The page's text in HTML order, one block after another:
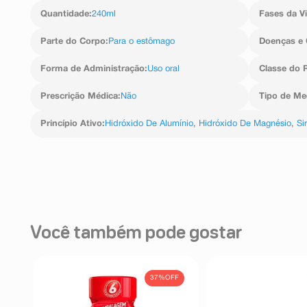
imediatas). - Distúrbios gastrointestinais Incomum:
boca), náusea e vômito. - Distúrbios do
(aumento dos níveis de alumínio no sangue) e
Advertências e Precauções”). Informe ao seu médico,
empresa através do seu serviço de atendimento.
Quantidade:240ml Fases da
Parte do Corpo: Para o estômago Doenças e
Forma de Administração:Uso oral Classe do
Prescrição Médica: Não Tipo de
Princípio Ativo: Hidróxido De Alumínio, Hidróxido De Magnésio,
Você também pode gostar
37%OFF